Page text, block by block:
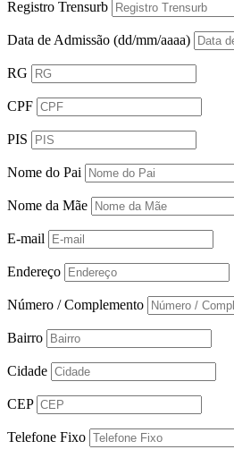
Registro Trensurb
Data de Admissão (dd/mm/aaaa)
RG
CPF
PIS
Nome do Pai
Nome da Mãe
E-mail
Endereço
Número / Complemento
Bairro
Cidade
CEP
Telefone Fixo